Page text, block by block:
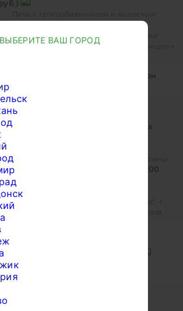
руб.)
баком для горячей воды. Дверка с
панорамным стеклом. Разделка топки
выполняется кирпичом. Дымоход сэндвич
Устанавливается душевой поддон
см. (0 руб.)
Нет (0 руб.)
Нет.
Обработка основания и черновых
(15 000 руб.)
антисептическая для защиты древесины.
Покраска стен + обработка (50 400
руб.)
Покраска снаружи защитно -
декоративным покрытием "Акватекс" +
обработка основания и чернового пола
Для проживания строителей. В
дальнейшем остается заказчику
ВЫБЕРИТЕ ВАШ ГОРОД